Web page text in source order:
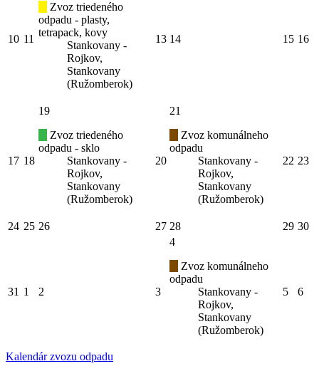
10 11
Zvoz triedeného
odpadu - plasty,
tetrapack, kovy
Stankovany -
Rojkov,
Stankovany
(Ružomberok)
13 14 15 16
17 18
19
Zvoz triedeného
odpadu - sklo
Stankovany -
Rojkov,
Stankovany
(Ružomberok)
20
21
Zvoz komunálneho
odpadu
Stankovany -
Rojkov,
Stankovany
(Ružomberok)
22 23
24 25 26 27 28 29 30
31 1 2 3
4
Zvoz komunálneho
odpadu
Stankovany -
Rojkov,
Stankovany
(Ružomberok)
5 6
Kalendár zvozu odpadu